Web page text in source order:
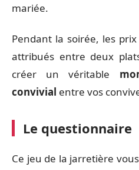
mariée.
Pendant la soirée, les
attribués entre deux
créer un véritable
convivial entre vos
Le questionnaire
Ce jeu de la jarretière